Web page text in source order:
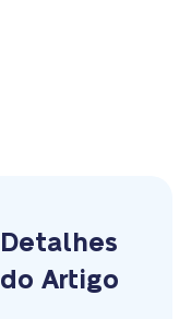
Detalhes
do Artigo